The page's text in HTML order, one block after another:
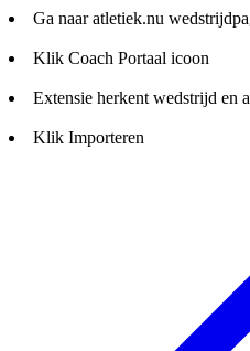
Ga naar atletiek.nu
Klik Coach Portaal icoon
Extensie herkent wedstrijd en
Klik Importeren